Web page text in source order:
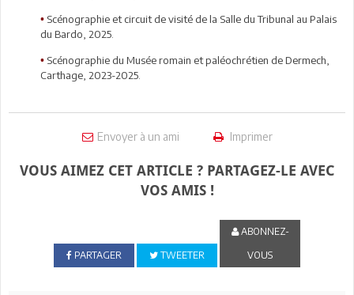
• Scénographie et circuit de visité de la Salle du Tribunal au Palais
du Bardo, 2025.
• Scénographie du Musée romain et paléochrétien de Dermech,
Carthage, 2023-2025.
Envoyer à un ami Imprimer
VOUS AIMEZ CET ARTICLE ? PARTAGEZ-LE AVEC
VOS AMIS !
PARTAGER TWEETER
ABONNEZ-
VOUS